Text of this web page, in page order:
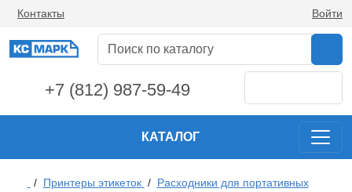
Контакты Войти
+7 (812) 987-59-49
КАТАЛОГ
/ Принтеры этикеток / Расходники для портативных